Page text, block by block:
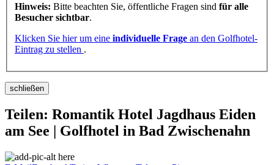
Hinweis: Bitte beachten Sie, öffentliche Fragen sind für alle
Besucher sichtbar.
Klicken Sie hier um eine individuelle Frage an den Golfhotel-
Eintrag zu stellen .
schließen
Teilen: Romantik Hotel Jagdhaus Eiden
am See | Golfhotel in Bad Zwischenahn